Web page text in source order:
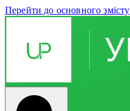
Перейти до основного змісту